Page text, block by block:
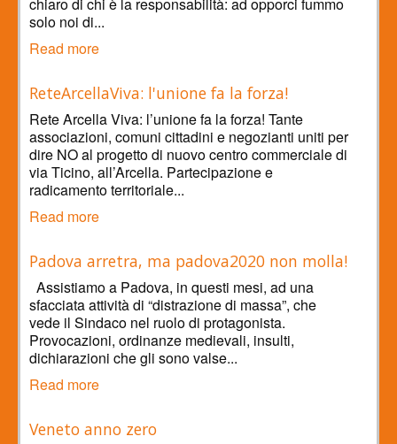
solo noi di...
Read more
ReteArcellaViva: l'unione fa la forza!
Rete Arcella Viva: l’unione fa la forza! Tante
associazioni, comuni cittadini e negozianti uniti per
dire NO al progetto di nuovo centro commerciale di
via Ticino, all’Arcella. Partecipazione e
radicamento territoriale...
Read more
Padova arretra, ma padova2020 non molla!
Assistiamo a Padova, in questi mesi, ad una
sfacciata attività di “distrazione di massa”, che
vede il Sindaco nel ruolo di protagonista.
Provocazioni, ordinanze medievali, insulti,
dichiarazioni che gli sono valse...
Read more
Veneto anno zero